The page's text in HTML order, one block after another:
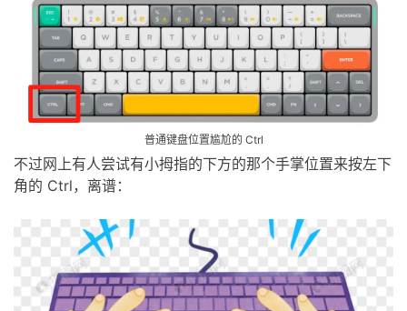
不过网上有人尝试有小拇指的下方的那个手掌位置来按左下
角的 Ctrl，离谱：